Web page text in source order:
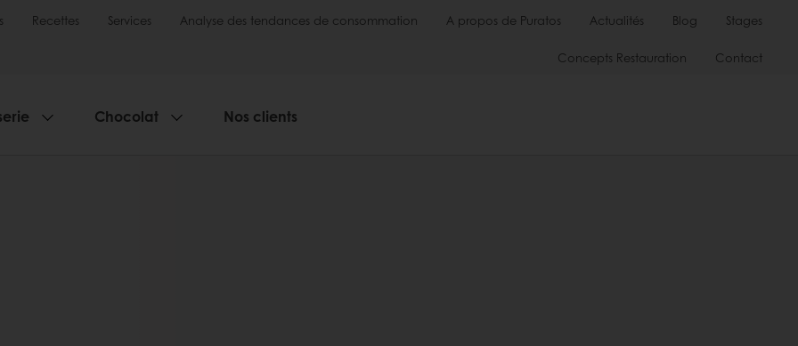
Recettes Services Analyse des tendances de consommation A propos de Puratos Actualités Blog Stages
Concepts Restauration Contact
Chocolat Nos clients